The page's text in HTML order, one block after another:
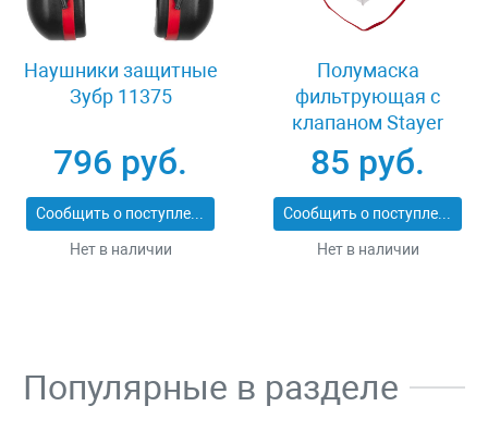
Наушники защитные
Зубр 11375
796 руб.
Сообщить о поступлении
Нет в наличии
Полумаска
фильтрующая с
клапаном Stayer
MASTER 11116
85 руб.
Сообщить о поступлении
Нет в наличии
Популярные в разделе